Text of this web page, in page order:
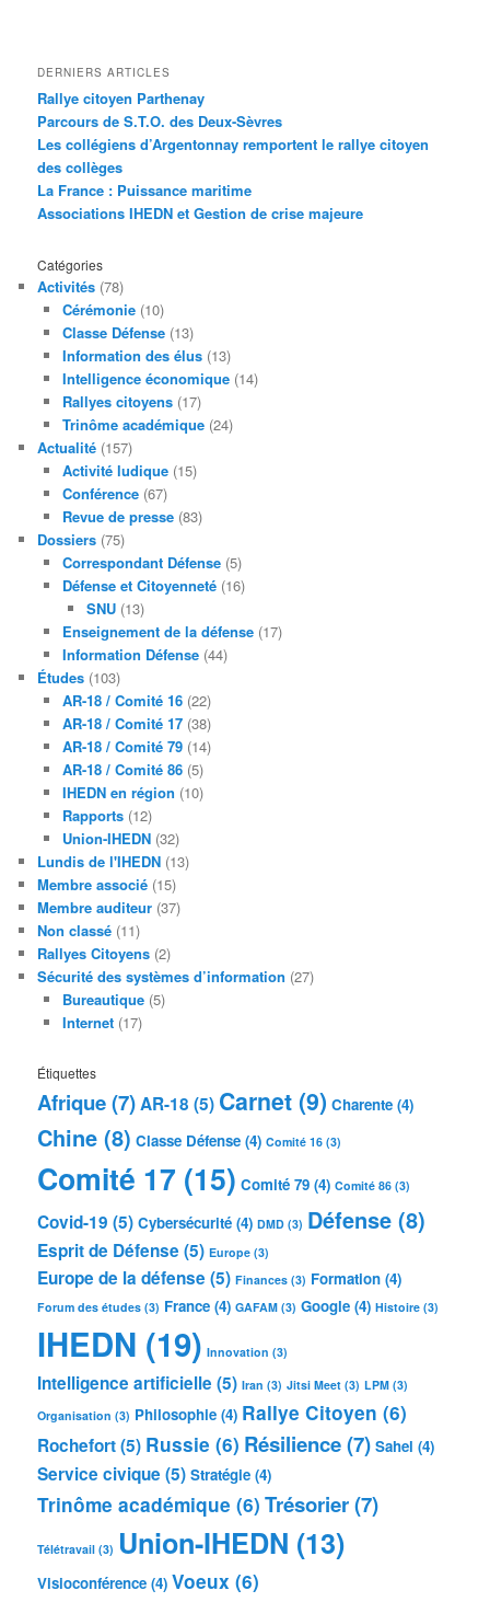
DERNIERS ARTICLES
Rallye citoyen Parthenay
Parcours de S.T.O. des Deux-Sèvres
Les collégiens d’Argentonnay remportent le rallye citoyen
des collèges
La France : Puissance maritime
Associations IHEDN et Gestion de crise majeure
Catégories
Activités (78)
Cérémonie(10)
Classe Défense(13)
Information des élus(13)
Intelligence économique(14)
Rallyes citoyens(17)
Trinôme académique(24)
Actualité (157)
Activité ludique(15)
Conférence(67)
Revue de presse(83)
Dossiers (75)
Correspondant Défense(5)
Défense et Citoyenneté(16)
SNU (13)
Enseignement de la défense(17)
Information Défense(44)
Études (103)
AR-18 / Comité 16(22)
AR-18 / Comité 17(38)
AR-18 / Comité 79(14)
AR-18 / Comité 86(5)
IHEDN en région (10)
Rapports(12)
Union-IHEDN(32)
Lundis de l'IHEDN (13)
Membre associé (15)
Membre auditeur (37)
Non classé (11)
Rallyes Citoyens (2)
Sécurité des systèmes d’information (27)
Bureautique(5)
Internet(17)
Étiquettes
Afrique(7)AR-18 (5) Carnet(9) Charente (4)
Chine (8) Classe Défense (4) Comité 16 (3)
Comité 17 (15) Comité 79 (4) Comité 86 (3)
Covid-19 (5) Cybersécurité (4) DMD (3) Défense (8)
Esprit de Défense (5) Europe (3)
Europe de la défense (5) Finances (3) Formation (4)
Forum des études (3) France (4) GAFAM (3) Google (4) Histoire (3)
IHEDN (19) Innovation (3)
Intelligence artificielle (5) Iran (3) Jitsi Meet (3) LPM (3)
Organisation (3) Philosophie (4) Rallye Citoyen (6)
Rochefort(5) Russie (6) Résilience(7) Sahel (4)
Service civique (5) Stratégie (4)
Trinôme académique (6) Trésorier(7)
Télétravail (3) Union-IHEDN (13)
Visioconférence (4) Voeux (6)